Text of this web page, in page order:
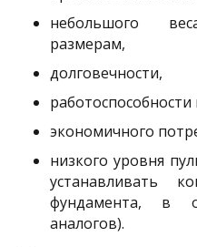
небольшого
размерам,
долговечности,
экономичного
низкого уровня
устанавливать
фундамента, в
аналогов).